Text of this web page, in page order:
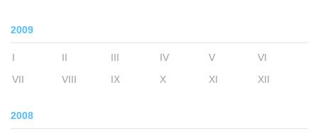
2009
I II III IV V
VI
VII
VIII IX X XI XII
2008